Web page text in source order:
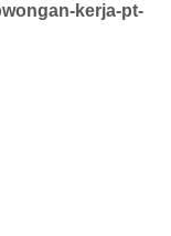
kerja-pt-